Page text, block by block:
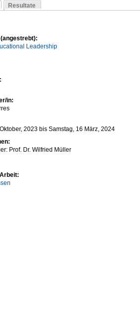
Resultate
Leadership
in:
2023bis Samstag, 16 März, 2024
Prof. Dr. Wilfried Müller